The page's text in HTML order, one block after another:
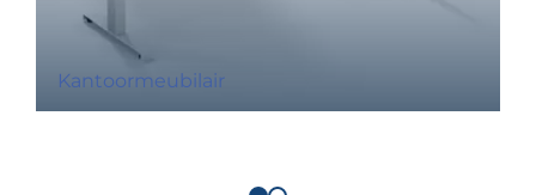
Kantoormeubilair